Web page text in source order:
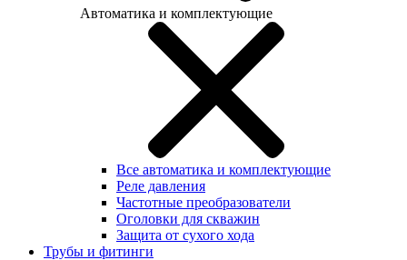
Автоматика и комплектующие
Все автоматика и комплектующие
Реле давления
Частотные преобразователи
Оголовки для скважин
Защита от сухого хода
Трубы и фитинги